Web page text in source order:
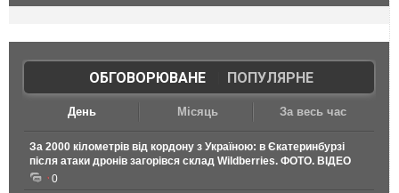
ОБГОВОРЮВАНЕ| ПОПУЛЯРНЕ
День Місяць За весь час
За 2000 кілометрів від кордону з Україною: в Єкатеринбурзі
після атаки дронів загорівся склад Wildberries. ФОТО. ВІДЕО
0